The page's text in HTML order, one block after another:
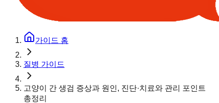
가이드 홈
질병 가이드
고양이 간 생검 증상과 원인, 진단·치료와 관리 포인트
총정리